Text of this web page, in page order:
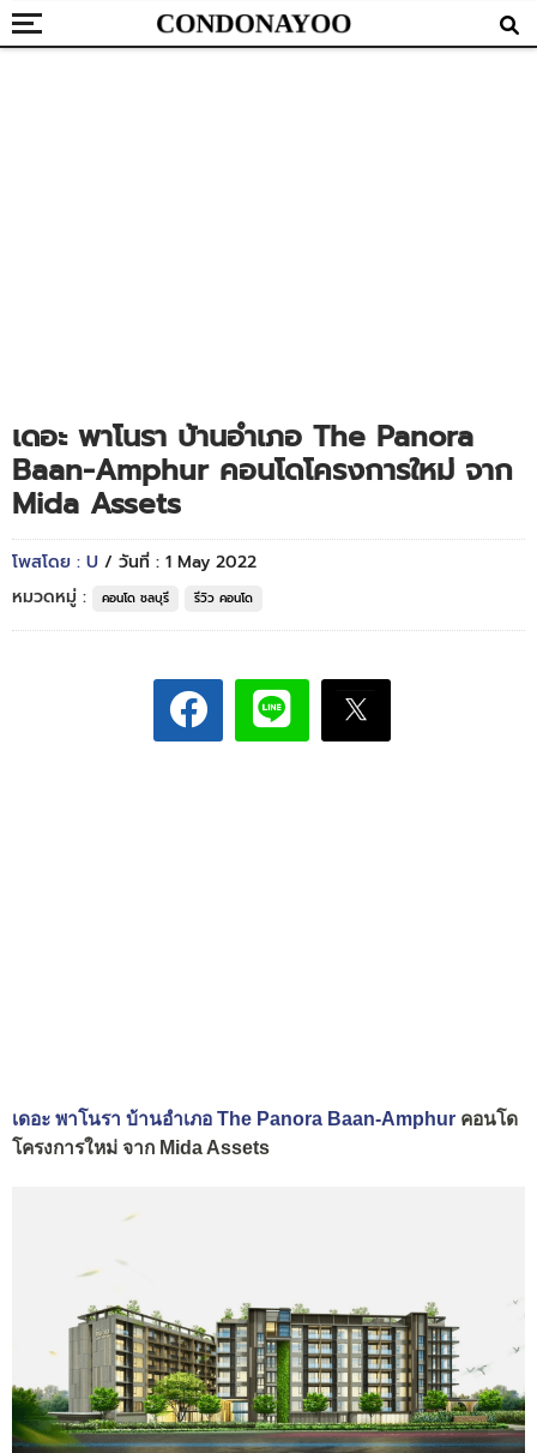
เดอะ พาโนรา บ้านอำเภอ The Panora
Baan-Amphur คอนโดโครงการใหม่ จาก
Mida Assets
โพสโดย : U / วันที่ : 1 May 2022
หมวดหมู่ :
คอนโด ชลบุรี รีวิว คอนโด
เดอะ พาโนรา บ้านอำเภอ The Panora Baan-Amphur คอนโด
โครงการใหม่ จาก Mida Assets